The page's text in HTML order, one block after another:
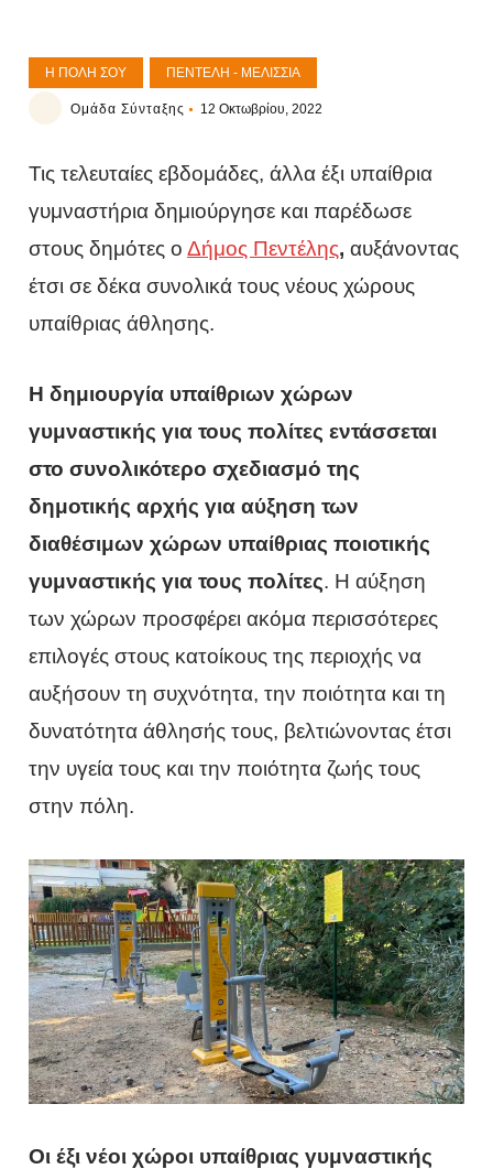
Η ΠΌΛΗ ΣΟΥ ΠΕΝΤΈΛΗ - ΜΕΛΊΣΣΙΑ
Ομάδα Σύνταξης 12 Οκτωβρίου, 2022
Τις τελευταίες εβδομάδες, άλλα έξι υπαίθρια
γυμναστήρια δημιούργησε και παρέδωσε
στους δημότες οΔήμος Πεντέλης, αυξάνοντας
έτσι σε δέκα συνολικά τους νέους χώρους
υπαίθριας άθλησης.
Η δημιουργία υπαίθριων χώρων
γυμναστικής για τους πολίτες εντάσσεται
στο συνολικότερο σχεδιασμό της
δημοτικής αρχής για αύξηση των
διαθέσιμων χώρων υπαίθριας ποιοτικής
γυμναστικής για τους πολίτες. Η αύξηση
των χώρων προσφέρει ακόμα περισσότερες
επιλογές στους κατοίκους της περιοχής να
αυξήσουν τη συχνότητα, την ποιότητα και τη
δυνατότητα άθλησής τους, βελτιώνοντας έτσι
την υγεία τους και την ποιότητα ζωής τους
στην πόλη.
Οι έξι νέοι χώροι υπαίθριας γυμναστικής